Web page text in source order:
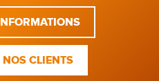
CLIENTS